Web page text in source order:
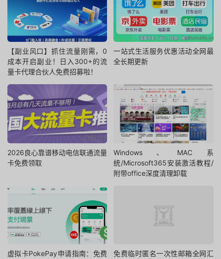
【副业风口】抓住流量刚需，0
成本开启副业！日入300+的流
量卡代理合伙人免费招募啦！
一站式生活服务优惠活动全网最
全长期更新
2026良心靠谱移动电信联通流量
卡免费领取
Windows、MAC系
统/Microsoft365安装激活教程/
附带office深度清理卸载
虚拟卡PokePay申请指南：免费
免费临时匿名一次性邮箱全网汇